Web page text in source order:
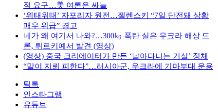
적 요구…美 여론은 싸늘
‘위태위태’ 자포리자 원전…젤렌스키 “7일 단전돼 상황
매우 위급” 경고
네가 왜 여기서 나와?…300㎏ 폭탄 실은 우크라 해상 드
론, 튀르키예서 발견 (영상)
(영상) 중국 크리에이터가 만든 ‘날아다니는 거실’ 정체
“말이 지뢰 피한다”…러시아군, 우크라에 기마부대 운용
틱톡
인스타그램
유튜브